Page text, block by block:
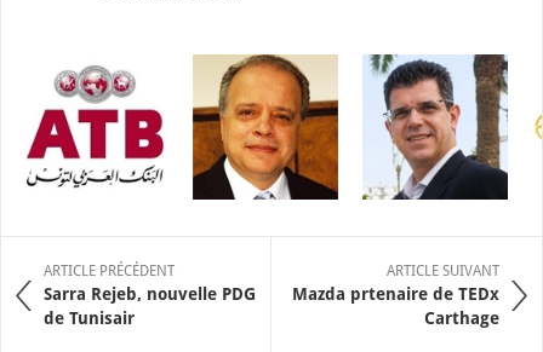
ARTICLE PRÉCÉDENT
Sarra Rejeb, nouvelle PDG
de Tunisair
ARTICLE SUIVANT
Mazda prtenaire de TEDx
Carthage